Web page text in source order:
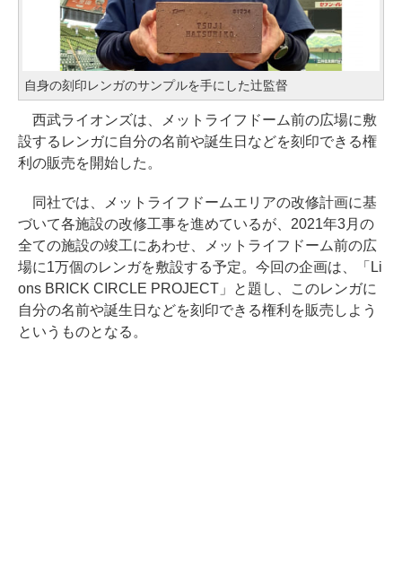
自身の刻印レンガのサンプルを手にした辻監督
西武ライオンズは、メットライフドーム前の広場に敷
設するレンガに自分の名前や誕生日などを刻印できる権
利の販売を開始した。
同社では、メットライフドームエリアの改修計画に基
づいて各施設の改修工事を進めているが、2021年3月の
全ての施設の竣工にあわせ、メットライフドーム前の広
場に1万個のレンガを敷設する予定。今回の企画は、「Li
ons BRICK CIRCLE PROJECT」と題し、このレンガに
自分の名前や誕生日などを刻印できる権利を販売しよう
というものとなる。